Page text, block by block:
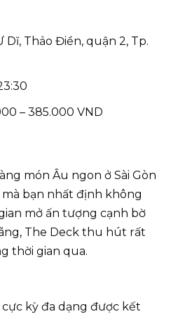
Thảo Điền, quận 2, Tp.
– 385.000 VND
món Âu ngon ở Sài Gòn
bạn nhất định không
mở ấn tượng cạnh bờ
The Deck thu hút rất
thời gian qua.
kỳ đa dạng được kết